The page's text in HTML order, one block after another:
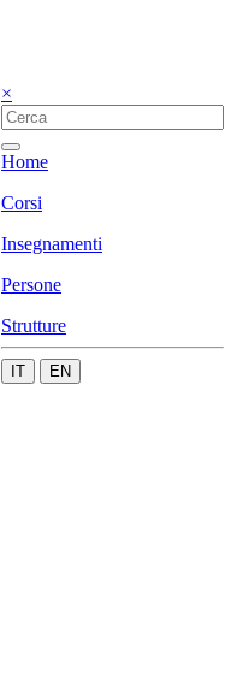
×
Home
Corsi
Insegnamenti
Persone
Strutture
IT EN